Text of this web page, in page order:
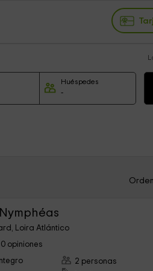
Huéspedes
Loira Atlántico
0 opiniones
2 personas